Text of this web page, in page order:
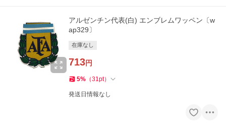
アルゼンチン代表(白) エンブレムワッペン〔w
ap329〕
在庫なし
713円
5% （31pt）
発送日情報なし